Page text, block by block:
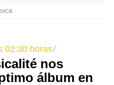
02:30 horas
nos
álbum en